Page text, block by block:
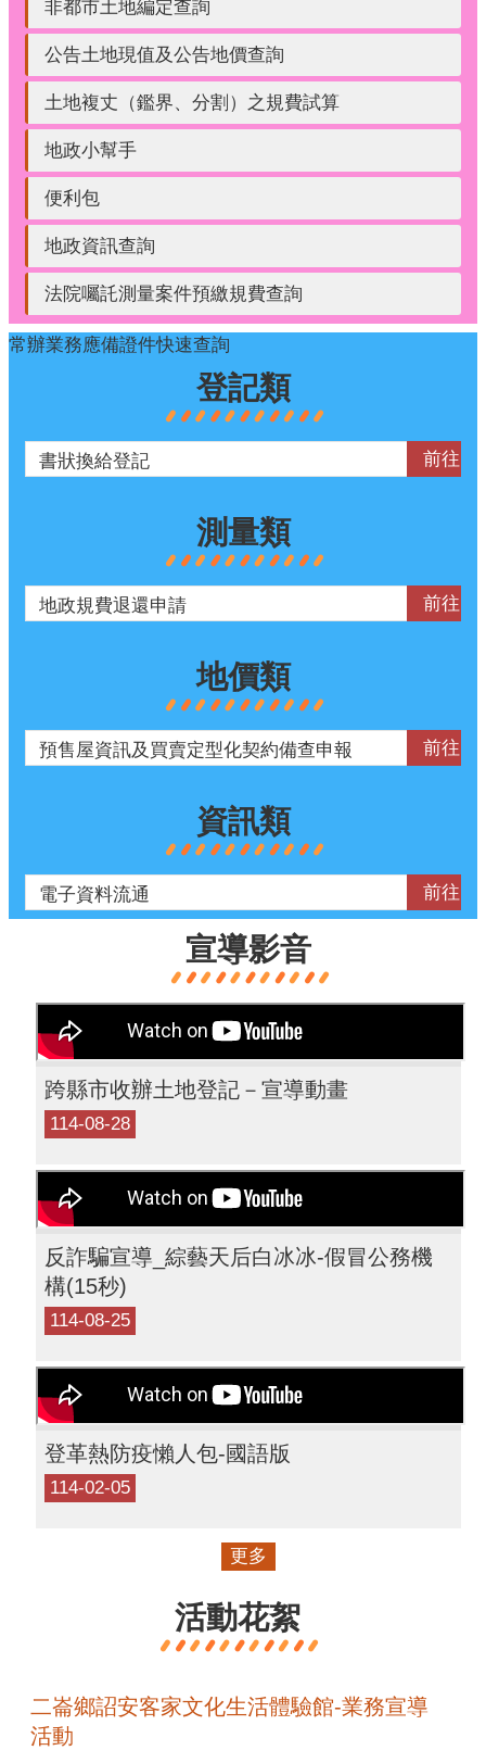
非都市土地編定查詢
公告土地現值及公告地價查詢
土地複丈（鑑界、分割）之規費試算
地政小幫手
便利包
地政資訊查詢
法院囑託測量案件預繳規費查詢
常辦業務應備證件快速查詢
登記類
測量類
地價類
資訊類
宣導影音
跨縣市收辦土地登記－宣導動畫
114-08-28
反詐騙宣導_綜藝天后白冰冰-假冒公務機
構(15秒)
114-08-25
登革熱防疫懶人包-國語版
114-02-05
更多
活動花絮
二崙鄉詔安客家文化生活體驗館-業務宣導
活動